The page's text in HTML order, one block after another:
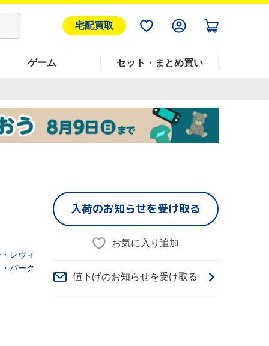
宅配買取
ゲーム セット・まとめ買い
レヴィ
パーク
入荷のお知らせを受け取る
お気に入り追加
値下げのお知らせを受け取る